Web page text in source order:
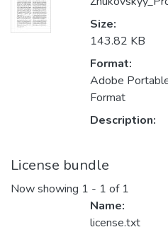
Size:
143.82 KB
Format:
Adobe
Format
Description:
License bundle
Now showing 1 - 1 of 1
Name:
license.txt